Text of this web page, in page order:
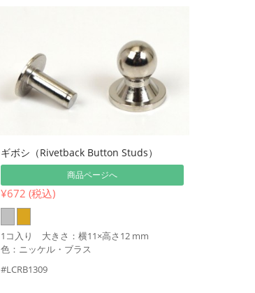
ギボシ（Rivetback Button Studs）
商品ページへ
¥672 (税込)
1コ入り 大きさ：横11×高さ12 mm
色：ニッケル・ブラス
#LCRB1309